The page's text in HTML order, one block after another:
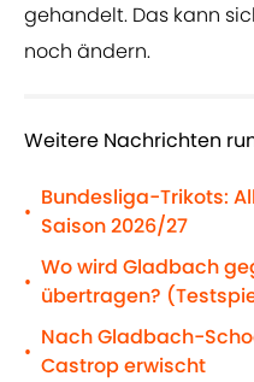
gehandelt. Das kann
noch ändern.
Weitere Nachrichten
•
Bundesliga-Trikots:
Saison 2026/27
•
Wo wird Gladbach
übertragen?
•
Nach Gladbach-
Castrop erwischt